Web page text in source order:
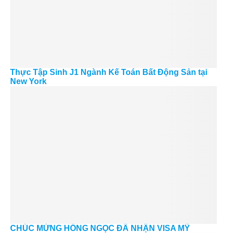
Thực Tập Sinh J1 Ngành Kế Toán Bất Động Sản tại
New York
CHÚC MỪNG HỒNG NGỌC ĐÃ NHẬN VISA MỸ